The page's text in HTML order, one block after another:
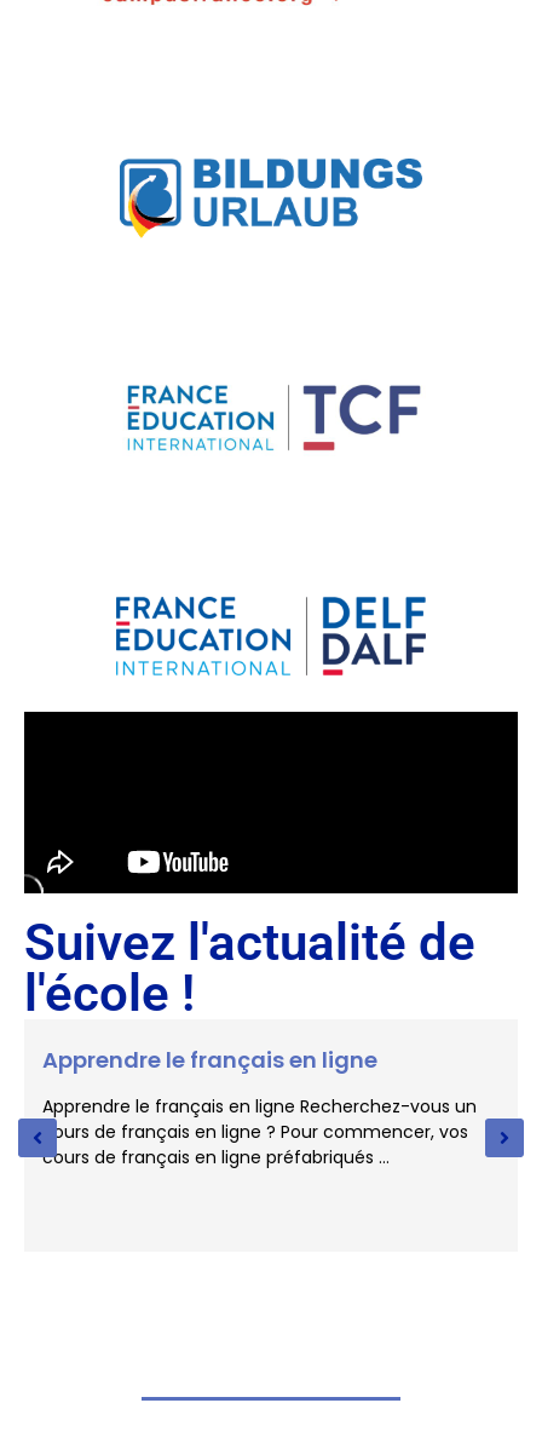
Suivez l'actualité de
l'école !
Apprendre le français en ligne
Apprendre le français en ligne Recherchez-vous un
cours de français en ligne ? Pour commencer, vos
cours de français en ligne préfabriqués …